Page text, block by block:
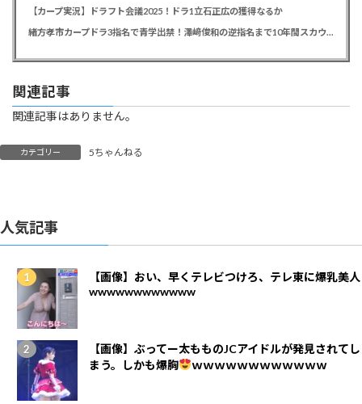
【カープ実況】ドラフト会議2025！ドラ1立石正広の獲得なるか
緒方孝市カープドラ3指名で青学出禁！澤﨑俊和の逆指名まで10年間スカウト出禁
関連記事
関連記事はありません。
カテゴリー 5ちゃんねる
人気記事
【画像】おい、早くテレビつけろ、テレ東に爆乳美人
wwwwwwwwwwww
【画像】ぶってー太もものJCアイドルが発見されてし
まう。しかも爆胸
ｗｗｗｗｗｗｗｗｗｗｗｗ